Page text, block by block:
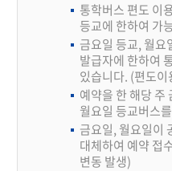
통학버스 편도 이
등교에 한하여 가
금요일 등교, 월요
발급자에 한하여
있습니다. (편도이
예약을 한 해당 주
월요일 등교버스
금요일, 월요일이
대체하여 예약 접
변동 발생)